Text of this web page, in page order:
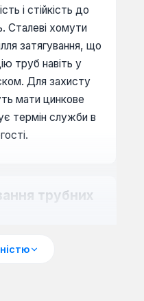
і стійкість до
Сталеві хомути
затягування, що
труб навіть у
Для захисту
мати цинкове
термін служби в
трубних
кріплення